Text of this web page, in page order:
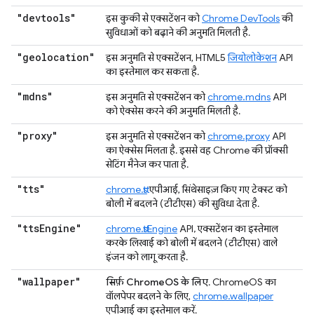
"devtools" इस कुकी से एक्सटेंशन कोChrome DevToolsकी
सुविधाओं को बढ़ाने की अनुमति मिलती है.
"geolocation" इस अनुमति से एक्सटेंशन, HTML5जियोलोकेशनAPI
का इस्तेमाल कर सकता है.
"mdns" इस अनुमति से एक्सटेंशन कोchrome.mdnsAPI
को ऐक्सेस करने की अनुमति मिलती है.
"proxy" इस अनुमति से एक्सटेंशन कोchrome.proxyAPI
का ऐक्सेस मिलता है. इससे वह Chrome की प्रॉक्सी
सेटिंग मैनेज कर पाता है.
"tts" chrome.ttsएपीआई, सिंथेसाइज़ किए गए टेक्स्ट को
बोली में बदलने (टीटीएस) की सुविधा देता है.
"ttsEngine" chrome.ttsEngineAPI, एक्सटेंशन का इस्तेमाल
करके लिखाई को बोली में बदलने (टीटीएस) वाले
इंजन को लागू करता है.
"wallpaper" सिर्फ़ ChromeOS के लिए. ChromeOS का
वॉलपेपर बदलने के लिए, chrome.wallpaper
एपीआई का इस्तेमाल करें.